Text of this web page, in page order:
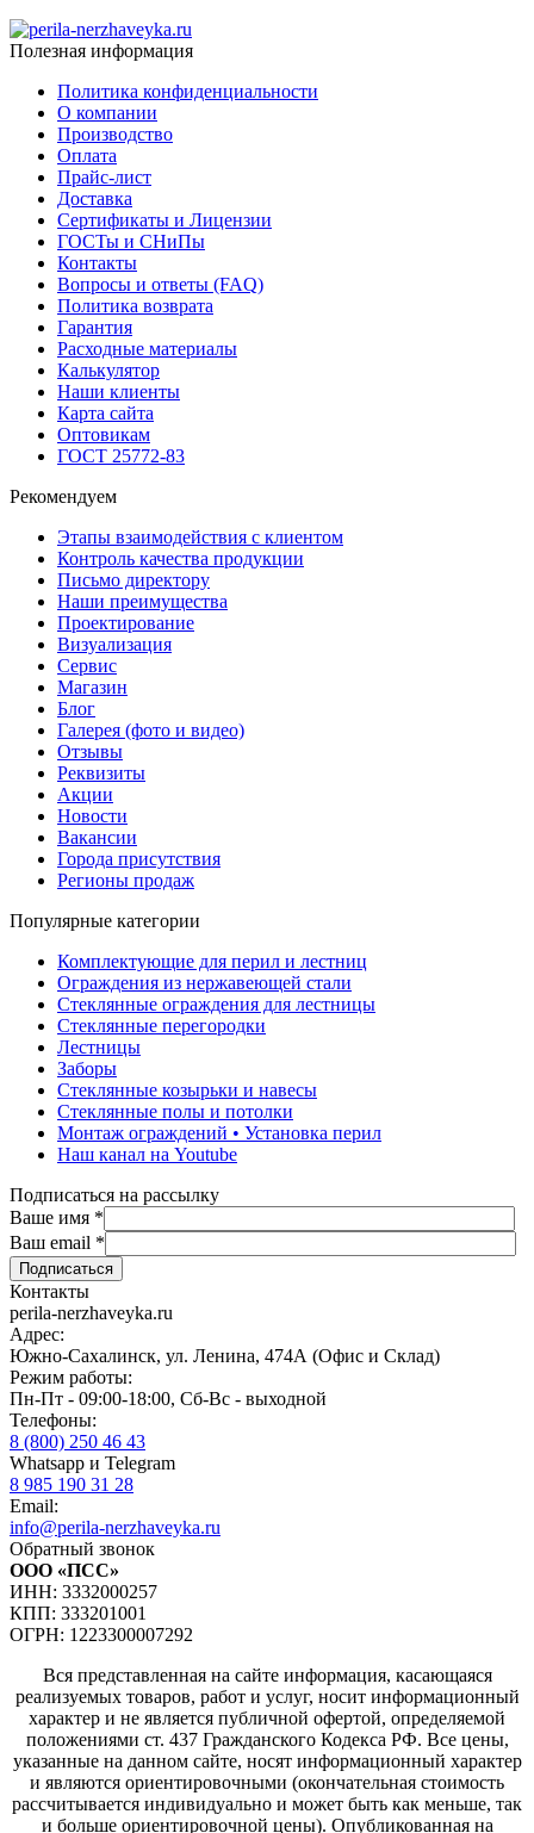
Полезная информация
Политика конфиденциальности
О компании
Производство
Оплата
Прайс-лист
Доставка
Сертификаты и Лицензии
ГОСТы и СНиПы
Контакты
Вопросы и ответы (FAQ)
Политика возврата
Гарантия
Расходные материалы
Калькулятор
Наши клиенты
Карта сайта
Оптовикам
ГОСТ 25772-83
Рекомендуем
Этапы взаимодействия с клиентом
Контроль качества продукции
Письмо директору
Наши преимущества
Проектирование
Визуализация
Сервис
Магазин
Блог
Галерея (фото и видео)
Отзывы
Реквизиты
Акции
Новости
Вакансии
Города присутствия
Регионы продаж
Популярные категории
Комплектующие для перил и лестниц
Ограждения из нержавеющей стали
Стеклянные ограждения для лестницы
Стеклянные перегородки
Лестницы
Заборы
Стеклянные козырьки и навесы
Стеклянные полы и потолки
Монтаж ограждений • Установка перил
Наш канал на Youtube
Подписаться на рассылку
Ваше имя *
Ваш email *
Контакты
perila-nerzhaveyka.ru
Адрес:
Южно-Сахалинск, ул. Ленина, 474А (Офис и Склад)
Режим работы:
Пн-Пт - 09:00-18:00, Сб-Вс - выходной
Телефоны:
8 (800) 250 46 43
Whatsapp и Telegram
8 985 190 31 28
Email:
info@perila-nerzhaveyka.ru
Обратный звонок
ООО «ПСС»
ИНН: 3332000257
КПП: 333201001
ОГРН: 1223300007292
Вся представленная на сайте информация, касающаяся
реализуемых товаров, работ и услуг, носит информационный
характер и не является публичной офертой, определяемой
положениями ст. 437 Гражданского Кодекса РФ. Все цены,
указанные на данном сайте, носят информационный характер
и являются ориентировочными (окончательная стоимость
рассчитывается индивидуально и может быть как меньше, так
и больше ориентировочной цены). Опубликованная на